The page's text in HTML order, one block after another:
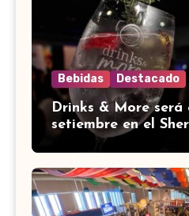
Bebidas Destacado
Drinks & More será
setiembre en el